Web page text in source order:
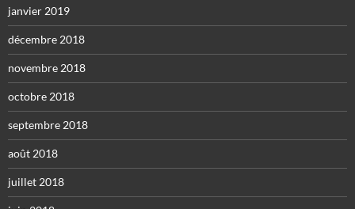
janvier 2019
décembre 2018
novembre 2018
octobre 2018
septembre 2018
août 2018
juillet 2018